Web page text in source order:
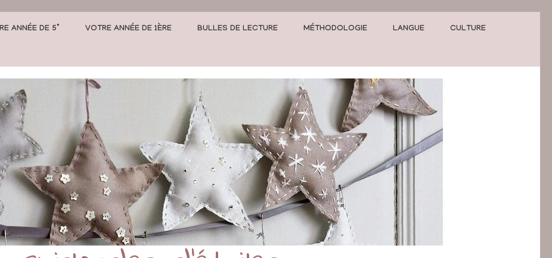
ANNÉE DE 5° VOTRE ANNÉE DE 1ÈRE BULLES DE LECTURE MÉTHODOLOGIE LANGUE CULTURE